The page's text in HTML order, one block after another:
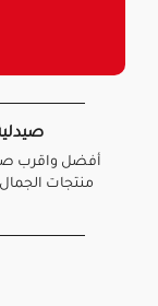
أفضل واقرب
منتجات